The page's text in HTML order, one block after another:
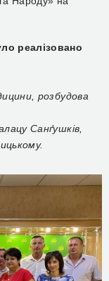
реалізовано
розбудова
Санґушків,